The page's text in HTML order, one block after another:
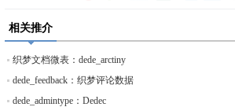
相关推介
织梦文档微表：dede_arctiny
dede_feedback：织梦评论数据
dede_admintype：Dedec